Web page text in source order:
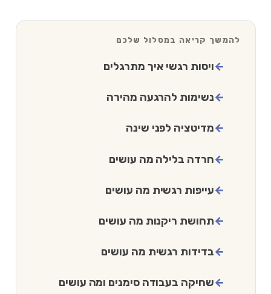
להמשך קריאה במסלול שלכם
ויסות רגשי איך מתרגלים
נשימות להרגעה מהירה
מדיטציה לפני שינה
חרדה בלילה מה עושים
עייפות רגשית מה עושים
תחושת ריקנות מה עושים
בדידות רגשית מה עושים
שחיקה בעבודה סימנים ומה עושים